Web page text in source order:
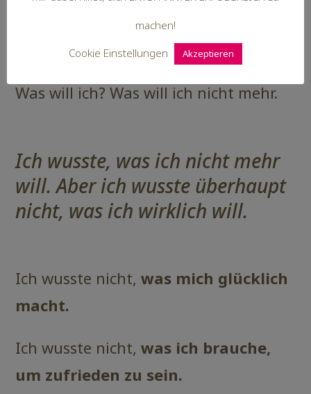
Lebenstraum und zog nach Italien,
um über mein Leben nachzudenken.
Was will ich? Was will ich nicht mehr.
Ich wusste, was ich nicht mehr
will. Aber ich wusste überhaupt
nicht, was ich wirklich will.
Ich wusste nicht,was mich glücklich
macht.
Ich wusste nicht,was ich brauche,
um zufrieden zu sein.
machen!
Cookie Einstellungen Akzeptieren